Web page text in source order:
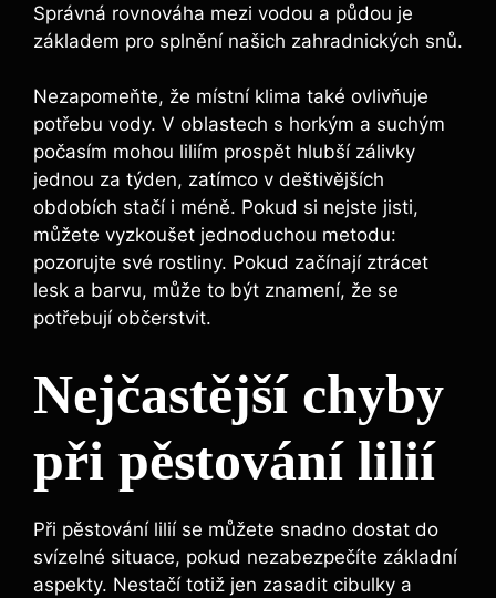
Správná rovnováha mezi vodou a půdou je
základem pro splnění našich zahradnických snů.
Nezapomeňte, že místní klima také ovlivňuje
potřebu vody. V oblastech s horkým a suchým
počasím mohou liliím prospět hlubší zálivky
jednou za týden, zatímco v deštivějších
obdobích stačí i méně. Pokud si nejste jisti,
můžete vyzkoušet jednoduchou metodu:
pozorujte své rostliny. Pokud začínají ztrácet
lesk a barvu, může to být znamení, že se
potřebují občerstvit.
Nejčastější chyby
při pěstování lilií
Při pěstování lilií se můžete snadno dostat do
svízelné situace, pokud nezabezpečíte základní
aspekty. Nestačí totiž jen zasadit cibulky a